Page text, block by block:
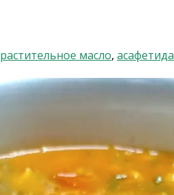
растительное масло, асафетида